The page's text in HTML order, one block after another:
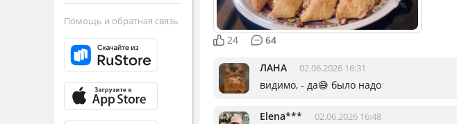
24 64
ЛАНА 02.06.2026 16:31
видимо, - да😅 было надо
Elena*** 02.06.2026 16:48
Помощь и обратная связь